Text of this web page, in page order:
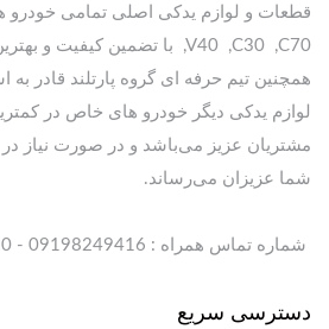
,V40 ,C30 ,C70 با تضمین کیفیت و بهترین قیمت می‌باشد.
همچنین تیم حرفه ای گروه پارتلند قادر
لوازم یدکی دیگر خودرو های خاص در
مشتریان عزیز می‌باشد و در صورت نیاز
شما عزیزان می‌رساند.
شماره تماس همراه : 09198249416 - 09126361710
دسترسی سریع